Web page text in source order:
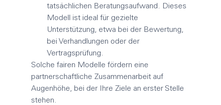
tatsächlichen Beratungsaufwand. Dieses
Modell ist ideal für gezielte
Unterstützung, etwa bei der Bewertung,
bei Verhandlungen oder der
Vertragsprüfung.
Solche fairen Modelle fördern eine
partnerschaftliche Zusammenarbeit auf
Augenhöhe, bei der Ihre Ziele an erster Stelle
stehen.